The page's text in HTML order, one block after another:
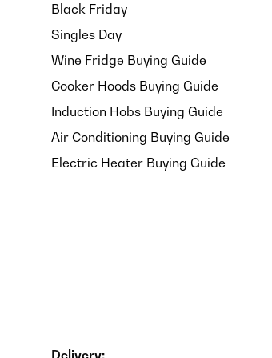
pequeño de 80x45, para colocarlo en un baño
Black Friday
Singles Day
Wine Fridge Buying Guide
Cooker Hoods Buying Guide
Induction Hobs Buying Guide
Air Conditioning Buying Guide
Electric Heater Buying Guide
Delivery: